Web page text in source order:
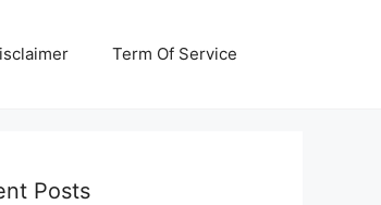
Term Of Service
Posts